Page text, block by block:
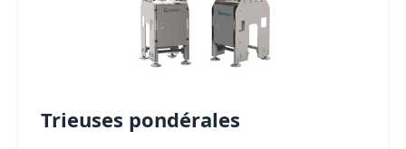
Trieuses pondérales